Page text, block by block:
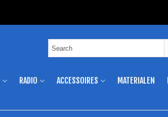
RADIO ACCESSOIRES MATERIALEN